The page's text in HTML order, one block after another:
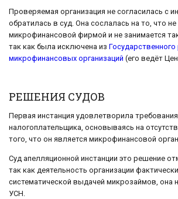
Проверяемая организация не согласилась с
обратилась в суд. Она сослалась на то, что не
микрофинансовой фирмой и не занимается
так как была исключена из Государственного
микрофинансовых организаций (его ведёт
РЕШЕНИЯ СУДОВ
Первая инстанция удовлетворила требования
налогоплательщика, основываясь на
того, что он является микрофинансовой
Суд апелляционной инстанции это решение
так как деятельность организации
систематической выдачей микрозаймов, она
УСН.